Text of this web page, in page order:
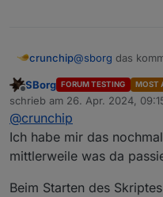
crunchip@sborg das
API.
wenn ich zurück
Offline
SBorg FORUM TESTING MOST
schrieb am 26. Apr. 2024,
zuletzt editiert von SBorg
@crunchip
Ich habe mir das
mittlerweile was da
Beim Starten des